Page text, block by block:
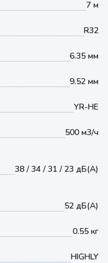
7 м
R32
6.35 мм
9.52 мм
YR-HE
500 м3/ч
38 / 34 / 31 / 23 дБ(А)
52 дБ(А)
0.55 кг
HIGHLY